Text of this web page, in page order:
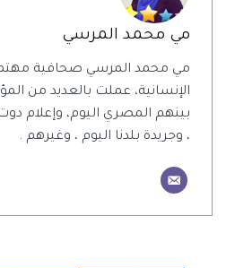
مي محمد المرسي
مي محمد المرسي صحافية
الإنسانية، عملت بالعديد من
بينهم المصري اليوم، وإعلام
، وجريدة بلدنا اليوم ، وغيرهم .